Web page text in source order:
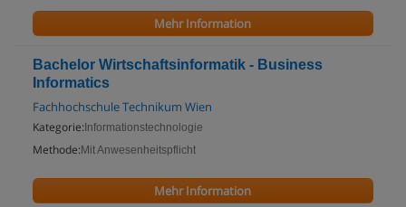
Mehr Information
Bachelor Wirtschaftsinformatik - Business
Informatics
Fachhochschule Technikum Wien
Kategorie: Informationstechnologie
Methode: Mit Anwesenheitspflicht
Mehr Information